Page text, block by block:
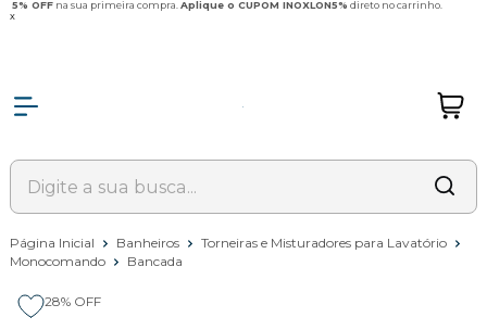
5% OFFna sua primeira compra. Aplique o CUPOM INOXLON5% direto no carrinho.
x
Página Inicial Banheiros
Torneiras e Misturadores para Lavatório
Monocomando
Bancada
28% OFF